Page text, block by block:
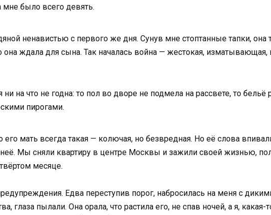
мне было всего девять.
ненавистью с первого же дня. Сунув мне стоптанные тапки, она
она ждала для сына. Так началась война — жестокая, изматывающая,
на что не годна: то пол во дворе не подмела на рассвете, то
пирогами.
мать всегда такая — колючая, но безвредная. Но её слова
неё. Мы сняли квартиру в центре Москвы и зажили своей жизнью,
месяце.
Едва переступив порог, набросилась на меня с
глаза пылали. Она орала, что растила его, не спав ночей, а я, какая-